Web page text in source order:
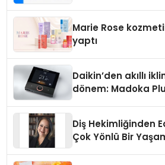
Marie Rose
yaptı
Daikin’den akıllı
dönem: Madoka
Diş Hekimliğinden
Çok Yönlü Bir